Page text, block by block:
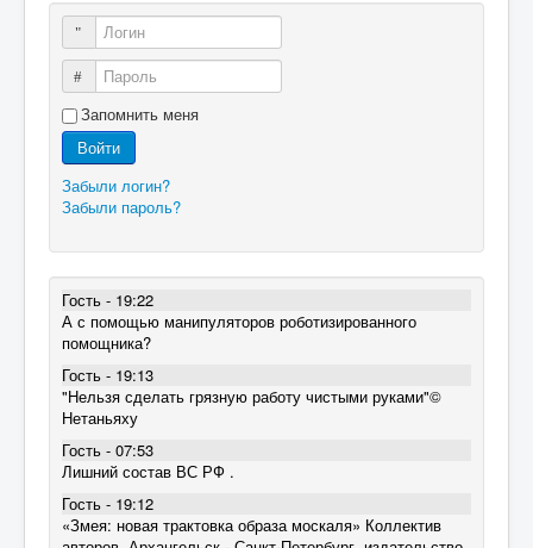
Логин
Пароль
Запомнить меня
Войти
Забыли логин?
Забыли пароль?
Гость - 19:22
А с помощью манипуляторов роботизированного
помощника?
Гость - 19:13
"Нельзя сделать грязную работу чистыми руками"©
Нетаньяху
Гость - 07:53
Лишний состав ВС РФ .
Гость - 19:12
«Змея: новая трактовка образа москаля» Коллектив